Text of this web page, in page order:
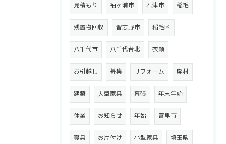
見積もり 袖ヶ浦市 君津市 稲毛
残置物回収 習志野市 稲毛区
八千代市 八千代台北 衣類
お引越し 募集 リフォーム 廃材
建築 大型家具 幕張 年末年始
休業 お知らせ 年始 富里市
寝具 お片付け 小型家具 埼玉県